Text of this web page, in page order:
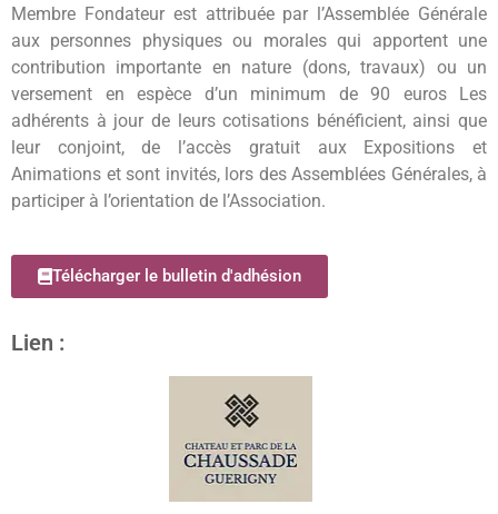
Membre Fondateur est attribuée par l’Assemblée Générale
aux personnes physiques ou morales qui apportent une
contribution importante en nature (dons, travaux) ou un
versement en espèce d’un minimum de 90 euros Les
adhérents à jour de leurs cotisations bénéficient, ainsi que
leur conjoint, de l’accès gratuit aux Expositions et
Animations et sont invités, lors des Assemblées Générales, à
participer à l’orientation de l’Association.
Télécharger le bulletin d'adhésion
Lien :